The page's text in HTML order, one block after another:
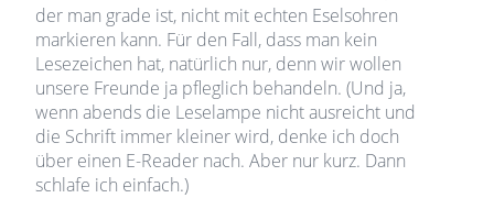
der man grade ist, nicht mit echten Eselsohren
markieren kann. Für den Fall, dass man kein
Lesezeichen hat, natürlich nur, denn wir wollen
unsere Freunde ja pfleglich behandeln. (Und ja,
wenn abends die Leselampe nicht ausreicht und
die Schrift immer kleiner wird, denke ich doch
über einen E-Reader nach. Aber nur kurz. Dann
schlafe ich einfach.)